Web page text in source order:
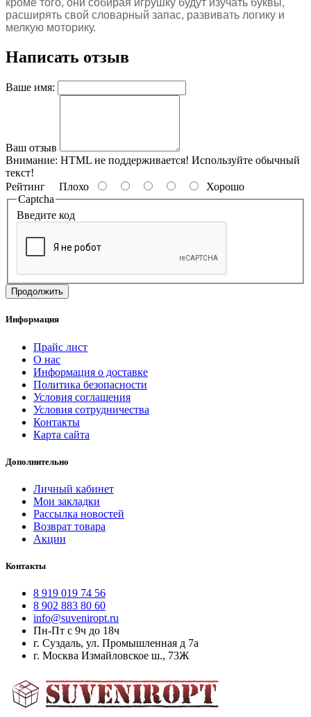
расширять свой словарный запас, развивать логику и
мелкую моторику.
Написать отзыв
Ваше имя:
Ваш отзыв
Внимание: HTML не поддерживается! Используйте обычный
текст!
Рейтинг Плохо
Хорошо
Captcha
Введите код
Продолжить
Информация
Прайс лист
О нас
Информация о доставке
Политика безопасности
Условия соглашения
Условия сотрудничества
Контакты
Карта сайта
Дополнительно
Личный кабинет
Мои закладки
Рассылка новостей
Возврат товара
Акции
Контакты
8 919 019 74 56
8 902 883 80 60
info@suveniropt.ru
Пн-Пт с 9ч до 18ч
г. Суздаль, ул. Промышленная д 7а
г. Москва Измайловское ш., 73Ж